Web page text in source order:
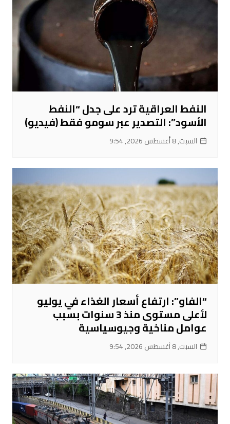
النفط العراقية ترد على جدل “النفط
الأسود”: التصدير عبر سومو فقط (فيديو)
السبت, 8 أغسطس 2026, 9:54
“الفاو”: ارتفاع أسعار الغذاء في يوليو
لأعلى مستوى منذ 3 سنوات بسبب
عوامل مناخية وجيوسياسية
السبت, 8 أغسطس 2026, 9:54